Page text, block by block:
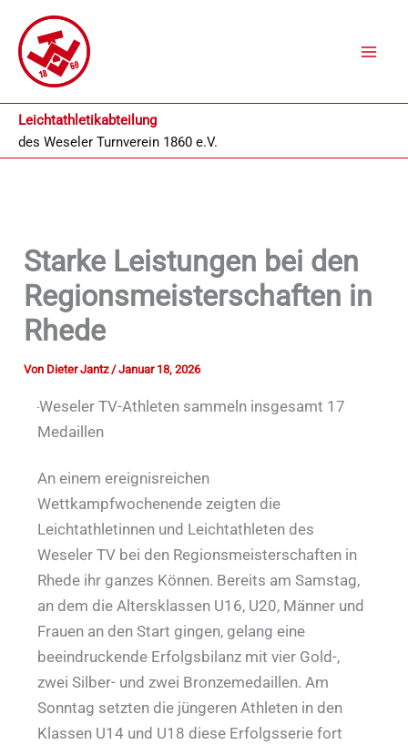
Inhalt
springen
Leichtathletikabteilung
des Weseler Turnverein 1860 e.V.
Starke Leistungen bei den
Regionsmeisterschaften in
Rhede
Von Dieter Jantz /Januar 18, 2026
Weseler TV-Athleten sammeln insgesamt 17
Medaillen
An einem ereignisreichen
Wettkampfwochenende zeigten die
Leichtathletinnen und Leichtathleten des
Weseler TV bei den Regionsmeisterschaften in
Rhede ihr ganzes Können. Bereits am Samstag,
an dem die Altersklassen U16, U20, Männer und
Frauen an den Start gingen, gelang eine
beeindruckende Erfolgsbilanz mit vier Gold-,
zwei Silber- und zwei Bronzemedaillen. Am
Sonntag setzten die jüngeren Athleten in den
Klassen U14 und U18 diese Erfolgsserie fort